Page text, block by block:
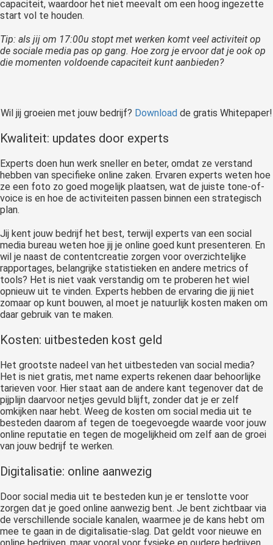
capaciteit, waardoor het niet meevalt om een hoog ingezette
start vol te houden.
Tip: als jij om 17:00u stopt met werken komt veel activiteit op
de sociale media pas op gang. Hoe zorg je ervoor dat je ook op
die momenten voldoende capaciteit kunt aanbieden?
Wil jij groeien met jouw bedrijf? Download de gratis Whitepaper!
Kwaliteit: updates door experts
Experts doen hun werk sneller en beter, omdat ze verstand
hebben van specifieke online zaken. Ervaren experts weten hoe
ze een foto zo goed mogelijk plaatsen, wat de juiste tone-of-
voice is en hoe de activiteiten passen binnen een strategisch
plan.
Jij kent jouw bedrijf het best, terwijl experts van een social
media bureau weten hoe jij je online goed kunt presenteren. En
wil je naast de contentcreatie zorgen voor overzichtelijke
rapportages, belangrijke statistieken en andere metrics of
tools? Het is niet vaak verstandig om te proberen het wiel
opnieuw uit te vinden. Experts hebben de ervaring die jij niet
zomaar op kunt bouwen, al moet je natuurlijk kosten maken om
daar gebruik van te maken.
Kosten: uitbesteden kost geld
Het grootste nadeel van het uitbesteden van social media?
Het is niet gratis, met name experts rekenen daar behoorlijke
tarieven voor. Hier staat aan de andere kant tegenover dat de
pijplijn daarvoor netjes gevuld blijft, zonder dat je er zelf
omkijken naar hebt. Weeg de kosten om social media uit te
besteden daarom af tegen de toegevoegde waarde voor jouw
online reputatie en tegen de mogelijkheid om zelf aan de groei
van jouw bedrijf te werken.
Digitalisatie: online aanwezig
Door social media uit te besteden kun je er tenslotte voor
zorgen dat je goed online aanwezig bent. Je bent zichtbaar via
de verschillende sociale kanalen, waarmee je de kans hebt om
mee te gaan in de digitalisatie-slag. Dat geldt voor nieuwe en